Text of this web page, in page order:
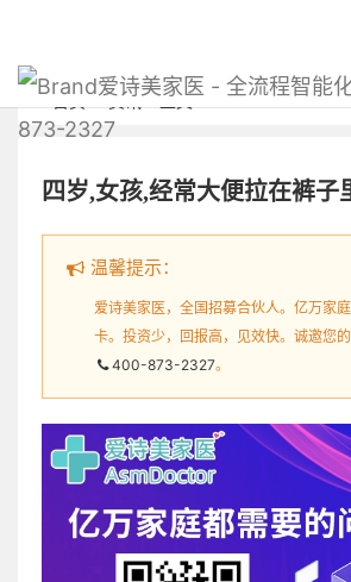
爱诗美家医 - 全流程智能
873-2327
首页 资讯 正文
四岁,女孩,经常大便拉在裤子
温馨提示：
爱诗美家医，全国招募合伙人。亿万家
卡。投资少，回报高，见效快。诚邀您的
400-873-2327。